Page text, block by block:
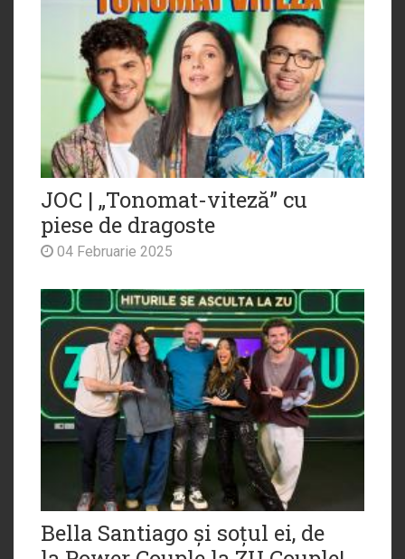
JOC | „Tonomat-viteză” cu
piese de dragoste
04 Februarie 2025
Bella Santiago și soțul ei, de